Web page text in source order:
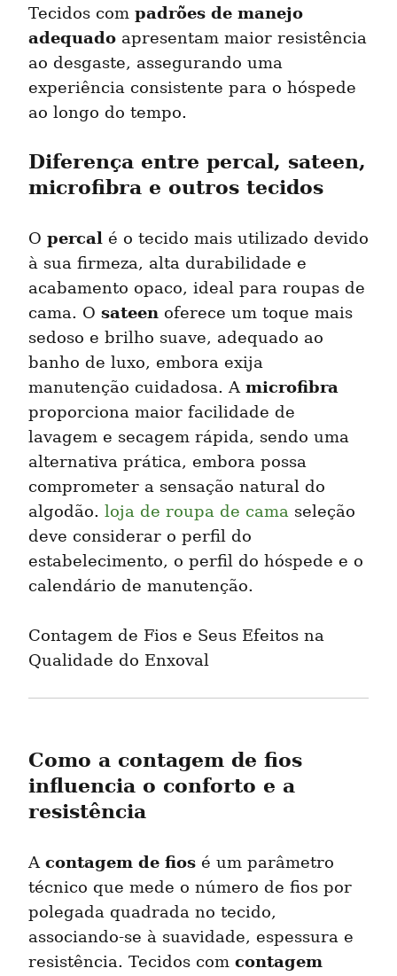
Tecidos com padrões de manejo
adequado apresentam maior resistência
ao desgaste, assegurando uma
experiência consistente para o hóspede
ao longo do tempo.
Diferença entre percal, sateen,
microfibra e outros tecidos
O percal é o tecido mais utilizado devido
à sua firmeza, alta durabilidade e
acabamento opaco, ideal para roupas de
cama. O sateen oferece um toque mais
sedoso e brilho suave, adequado ao
banho de luxo, embora exija
manutenção cuidadosa. A microfibra
proporciona maior facilidade de
lavagem e secagem rápida, sendo uma
alternativa prática, embora possa
comprometer a sensação natural do
algodão. loja de roupa de cama seleção
deve considerar o perfil do
estabelecimento, o perfil do hóspede e o
calendário de manutenção.
Contagem de Fios e Seus Efeitos na
Qualidade do Enxoval
Como a contagem de fios
influencia o conforto e a
resistência
A contagem de fios é um parâmetro
técnico que mede o número de fios por
polegada quadrada no tecido,
associando-se à suavidade, espessura e
resistência. Tecidos com contagem